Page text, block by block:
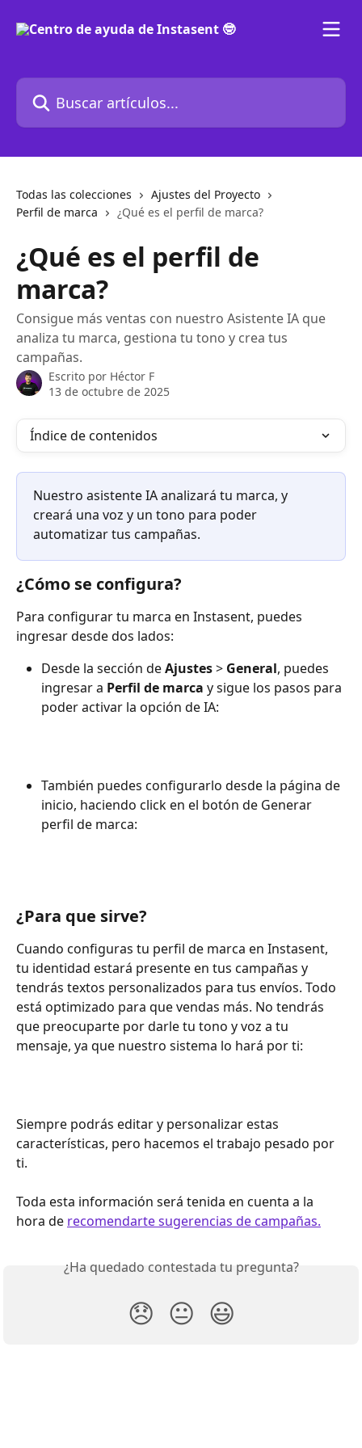
Buscar artículos...
Todas las colecciones
Ajustes del Proyecto
Perfil de marca
¿Qué es el perfil de marca?
¿Qué es el perfil de
marca?
Consigue más ventas con nuestro Asistente IA que
analiza tu marca, gestiona tu tono y crea tus
campañas.
Escrito por Héctor F
13 de octubre de 2025
Índice de contenidos
Nuestro asistente IA analizará tu marca, y
creará una voz y un tono para poder
automatizar tus campañas.
¿Cómo se configura?
Para configurar tu marca en Instasent, puedes
ingresar desde dos lados:
Desde la sección de Ajustes > General, puedes
ingresar a Perfil de marca y sigue los pasos para
poder activar la opción de IA:
También puedes configurarlo desde la página de
inicio, haciendo click en el botón de Generar
perfil de marca:
¿Para que sirve?
Cuando configuras tu perfil de marca en Instasent,
tu identidad estará presente en tus campañas y
tendrás textos personalizados para tus envíos. Todo
está optimizado para que vendas más. No tendrás
que preocuparte por darle tu tono y voz a tu
mensaje, ya que nuestro sistema lo hará por ti:
Siempre podrás editar y personalizar estas
características, pero hacemos el trabajo pesado por
ti.
Toda esta información será tenida en cuenta a la
hora de recomendarte sugerencias de campañas.
¿Ha quedado contestada tu pregunta?
😞 😐 😃